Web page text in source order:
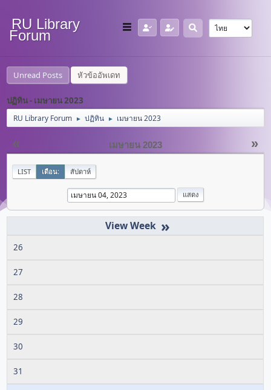
RU Library
Forum
Unread Posts หัวข้ออัพเดท
ปฏิทิน - เมษายน 2023
RU Library Forum ► ปฏิทิน ► เมษายน 2023
« »
เมษายน 2023
LIST เดือน: สัปดาห์
»
26
27
28
29
30
31